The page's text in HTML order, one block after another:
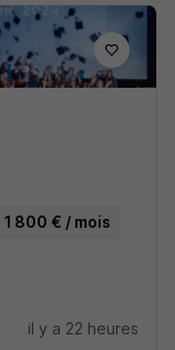
800 € / mois
il y a 22 heures